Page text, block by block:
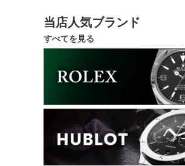
当店人気ブランド
すべてを見る